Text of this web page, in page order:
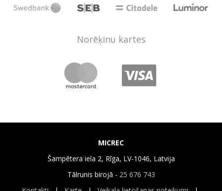
Norēķinu kartes
MICREC
Šampētera iela 2, Rīga, LV-1046, Latvija
Tālrunis birojā - 25 676 743